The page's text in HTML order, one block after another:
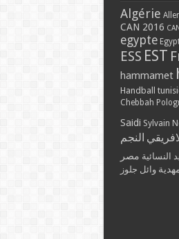
Algérie
CAN 2016
egypte
ESS EST
hammamet
Handball
Chebbah
Saidi Sylvain
النجم
النسائية مصر
وائل جلوز